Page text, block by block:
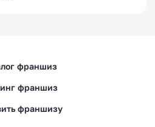
франшиз
франшиз
франшизу